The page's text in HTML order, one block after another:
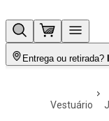
Entrega ou retirada?
vestuário